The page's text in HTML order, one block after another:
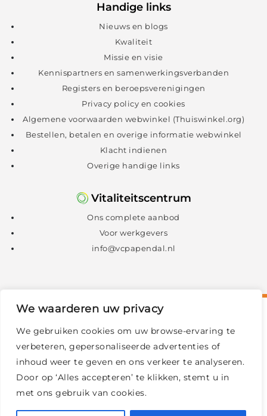
We waarderen uw privacy
We gebruiken cookies om uw browse-ervaring te
verbeteren, gepersonaliseerde advertenties of
inhoud weer te geven en ons verkeer te analyseren.
Door op ‘Alles accepteren’ te klikken, stemt u in
met ons gebruik van cookies.
Handige links
Nieuws en blogs
Kwaliteit
Missie en visie
Kennispartners en samenwerkingsverbanden
Registers en beroepsverenigingen
Privacy policy en cookies
Algemene voorwaarden webwinkel (Thuiswinkel.org)
Bestellen, betalen en overige informatie webwinkel
Klacht indienen
Overige handige links
Vitaliteitscentrum
Ons complete aanbod
Voor werkgevers
info@vcpapendal.nl